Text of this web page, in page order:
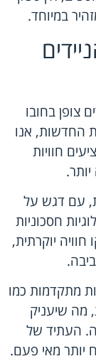
במיוחד.
צופן בחובו
החדשות, אנו
חוויות
עם דגש על
חסכוניות
יוקרתית,
מתקדמות כמו
מה שיעניק
העתיד של
יותר מאי פעם.